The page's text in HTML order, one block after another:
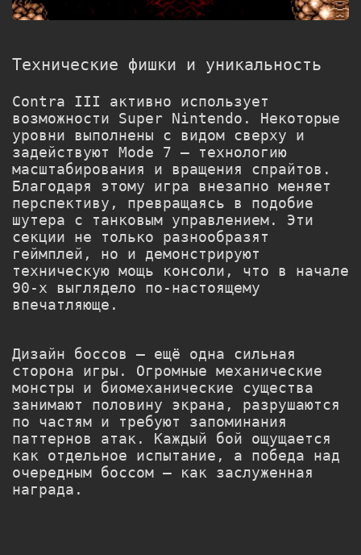
Технические фишки и уникальность
Contra III активно использует
возможности Super Nintendo. Некоторые
уровни выполнены с видом сверху и
задействуют Mode 7 — технологию
масштабирования и вращения спрайтов.
Благодаря этому игра внезапно меняет
перспективу, превращаясь в подобие
шутера с танковым управлением. Эти
секции не только разнообразят
геймплей, но и демонстрируют
техническую мощь консоли, что в начале
90-х выглядело по-настоящему
впечатляюще.
Дизайн боссов — ещё одна сильная
сторона игры. Огромные механические
монстры и биомеханические существа
занимают половину экрана, разрушаются
по частям и требуют запоминания
паттернов атак. Каждый бой ощущается
как отдельное испытание, а победа над
очередным боссом — как заслуженная
награда.